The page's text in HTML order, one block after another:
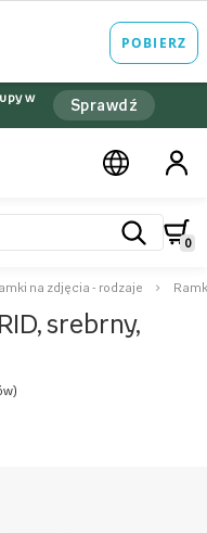
w
Sprawdź
0
na zdjęcia - rodzaje
srebrny,
)